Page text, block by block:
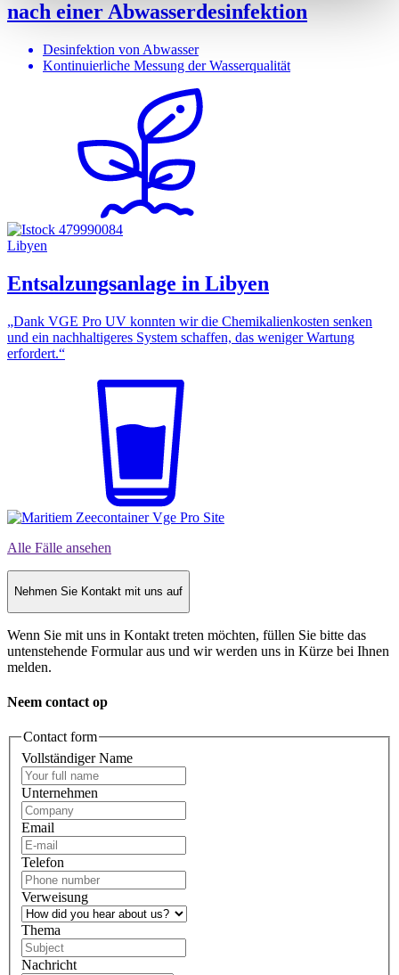
nach einer Abwasserdesinfektion
Desinfektion von Abwasser
Kontinuierliche Messung der Wasserqualität
Libyen
Entsalzungsanlage in Libyen
„Dank VGE Pro UV konnten wir die Chemikalienkosten senken
und ein nachhaltigeres System schaffen, das weniger Wartung
erfordert.“
Alle Fälle ansehen
Nehmen Sie Kontakt mit uns auf
Wenn Sie mit uns in Kontakt treten möchten, füllen Sie bitte das
untenstehende Formular aus und wir werden uns in Kürze bei Ihnen
melden.
Neem contact op
Contact form
Vollständiger Name
Unternehmen
Email
Telefon
Verweisung
Thema
Nachricht